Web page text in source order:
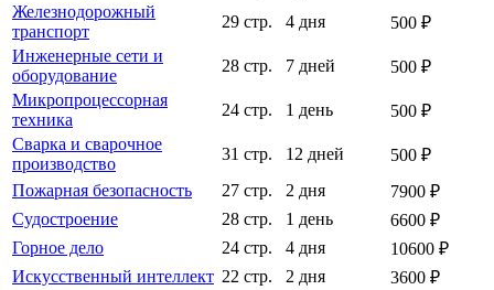
Железнодорожный
транспорт
29 стр. 4 дня
500 ₽
Инженерные сети и
оборудование
28 стр. 7 дней
500 ₽
Микропроцессорная
техника
24 стр. 1 день
500 ₽
Сварка и сварочное
производство
31 стр. 12 дней
500 ₽
Пожарная безопасность
27 стр. 2 дня
7900 ₽
Судостроение
28 стр. 1 день
6600 ₽
Горное дело
24 стр. 4 дня
10600 ₽
Искусственный интеллект 22 стр. 2 дня
3600 ₽